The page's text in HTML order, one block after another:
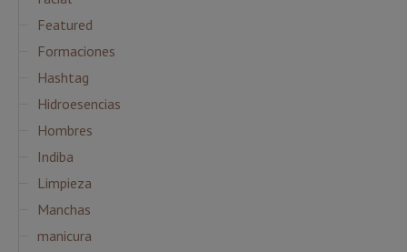
Featured
Formaciones
Hashtag
Hidroesencias
Hombres
Indiba
Limpieza
Manchas
manicura